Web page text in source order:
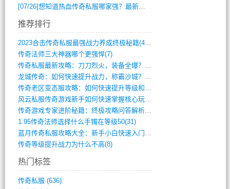
[07/26]想知道热血传奇私服哪家强？最新排行榜攻略全解析
推荐排行
2023合击传奇私服最强战力养成终极秘籍(428)
传奇法师三大神器哪个更强悍(7)
传奇私服最新攻略：刀刀烈火，装备全爆？攻(813)
龙城传奇：如何快速提升战力，称霸沙城？(802)
传奇老区变态服攻略：如何快速提升等级和战(379)
风云私服传奇游戏新手如何快速掌握核心玩法(616)
传奇游戏专家进阶秘籍：终极攻略问答解析(848)
1.95传奇法师选择什么手镯在等级50(31)
蓝月传奇私服攻略大全：新手小白快速入门指(386)
传奇等级提升战力为什么不高(8)
热门标签
传奇私服 (636)